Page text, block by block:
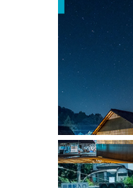
掲載雑誌・書籍